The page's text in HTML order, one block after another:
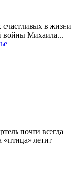
в жизни
войны Михаила...
почти всегда
«птица» летит